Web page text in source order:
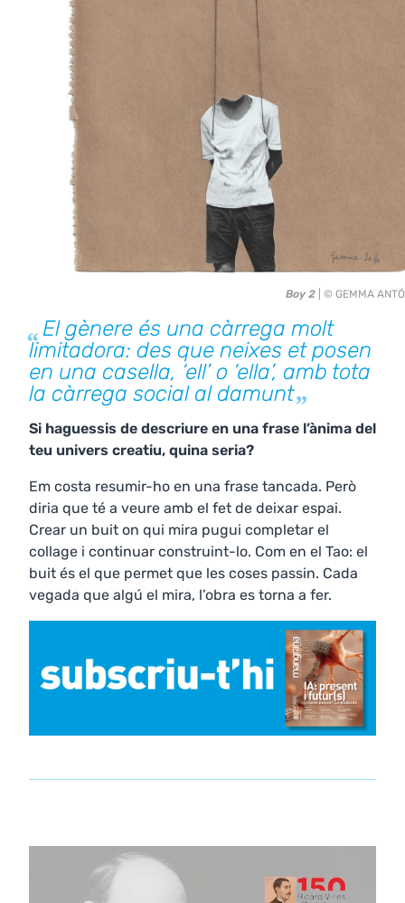
Boy 2 | © GEMMA
El gènere és una càrrega molt
limitadora: des que neixes et posen
en una casella, ‘ell’ o ‘ella’, amb tota
la càrrega social al damunt
Si haguessis de descriure en una frase l’ànima del
teu univers creatiu, quina seria?
Em costa resumir-ho en una frase tancada. Però
diria que té a veure amb el fet de deixar espai.
Crear un buit on qui mira pugui completar el
collage i continuar construint-lo. Com en el Tao: el
buit és el que permet que les coses passin. Cada
vegada que algú el mira, l’obra es torna a fer.